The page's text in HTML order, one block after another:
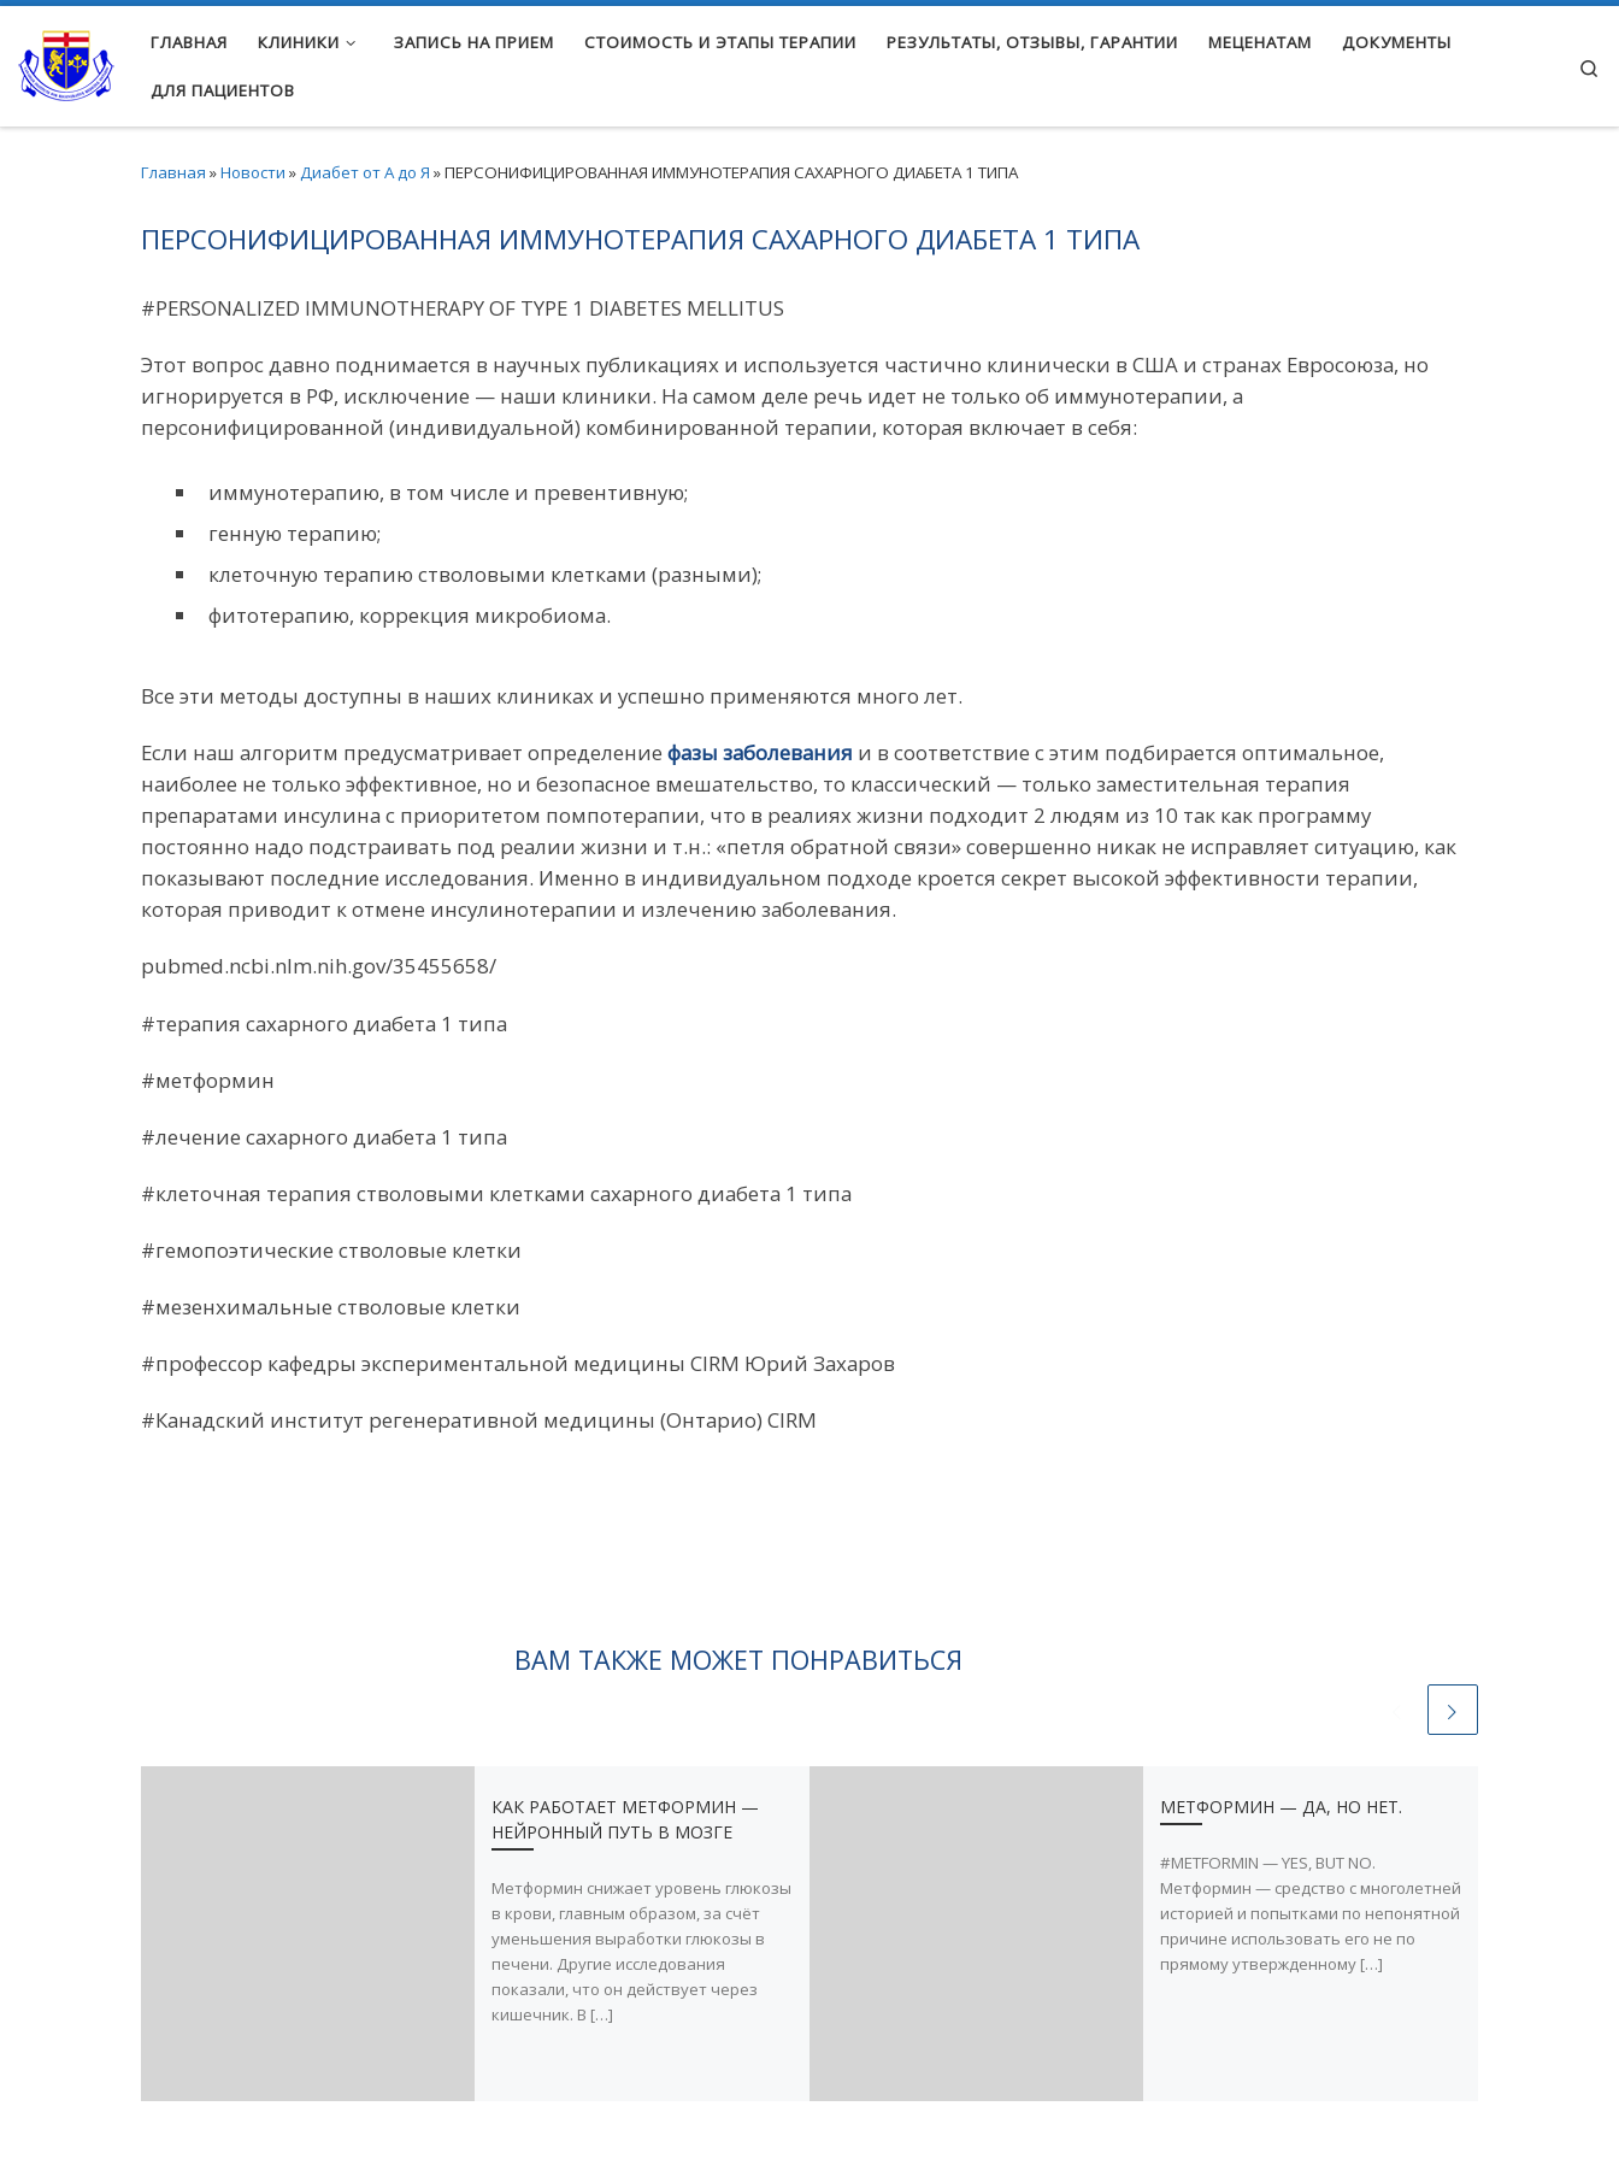
Перейти к содержимому
ГЛАВНАЯ КЛИНИКИ ЗАПИСЬ НА ПРИЕМ СТОИМОСТЬ И ЭТАПЫ ТЕРАПИИ РЕЗУЛЬТАТЫ, ОТЗЫВЫ, ГАРАНТИИ МЕЦЕНАТАМ ДОКУМЕНТЫ
ДЛЯ ПАЦИЕНТОВ
Главная »Новости »Диабет от А до Я »ПЕРСОНИФИЦИРОВАННАЯ ИММУНОТЕРАПИЯ САХАРНОГО ДИАБЕТА 1 ТИПА
ПЕРСОНИФИЦИРОВАННАЯ ИММУНОТЕРАПИЯ САХАРНОГО ДИАБЕТА 1 ТИПА
#PERSONALIZED IMMUNOTHERAPY OF TYPE 1 DIABETES MELLITUS
Этот вопрос давно поднимается в научных публикациях и используется частично клинически в США и странах Евросоюза, но
игнорируется в РФ, исключение — наши клиники. На самом деле речь идет не только об иммунотерапии, а
персонифицированной (индивидуальной) комбинированной терапии, которая включает в себя:
иммунотерапию, в том числе и превентивную;
генную терапию;
клеточную терапию стволовыми клетками (разными);
фитотерапию, коррекция микробиома.
Все эти методы доступны в наших клиниках и успешно применяются много лет.
Если наш алгоритм предусматривает определение фазы заболевания и в соответствие с этим подбирается оптимальное,
наиболее не только эффективное, но и безопасное вмешательство, то классический — только заместительная терапия
препаратами инсулина с приоритетом помпотерапии, что в реалиях жизни подходит 2 людям из 10 так как программу
постоянно надо подстраивать под реалии жизни и т.н.: «петля обратной связи» совершенно никак не исправляет ситуацию, как
показывают последние исследования. Именно в индивидуальном подходе кроется секрет высокой эффективности терапии,
которая приводит к отмене инсулинотерапии и излечению заболевания.
pubmed.ncbi.nlm.nih.gov/35455658/
#терапия сахарного диабета 1 типа
#метформин
#лечение сахарного диабета 1 типа
#клеточная терапия стволовыми клетками сахарного диабета 1 типа
#гемопоэтические стволовые клетки
#мезенхимальные стволовые клетки
#профессор кафедры экспериментальной медицины CIRM Юрий Захаров
#Канадский институт регенеративной медицины (Онтарио) CIRM
ВАМ ТАКЖЕ МОЖЕТ ПОНРАВИТЬСЯ
КАК РАБОТАЕТ МЕТФОРМИН —
НЕЙРОННЫЙ ПУТЬ В МОЗГЕ
Метформин снижает уровень глюкозы
в крови, главным образом, за счёт
уменьшения выработки глюкозы в
печени. Другие исследования
показали, что он действует через
кишечник. В […]
МЕТФОРМИН — ДА, НО НЕТ.
#METFORMIN — YES, BUT NO.
Метформин — средство с многолетней
историей и попытками по непонятной
причине использовать его не по
прямому утвержденному […]